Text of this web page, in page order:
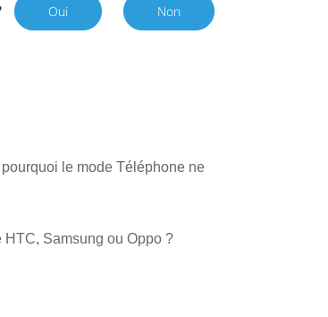
Oui Non
le mode Téléphone ne
HTC, Samsung ou Oppo ?